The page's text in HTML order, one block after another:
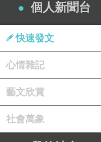
個人新聞台
快速發文
心情雜記
藝文欣賞
社會萬象